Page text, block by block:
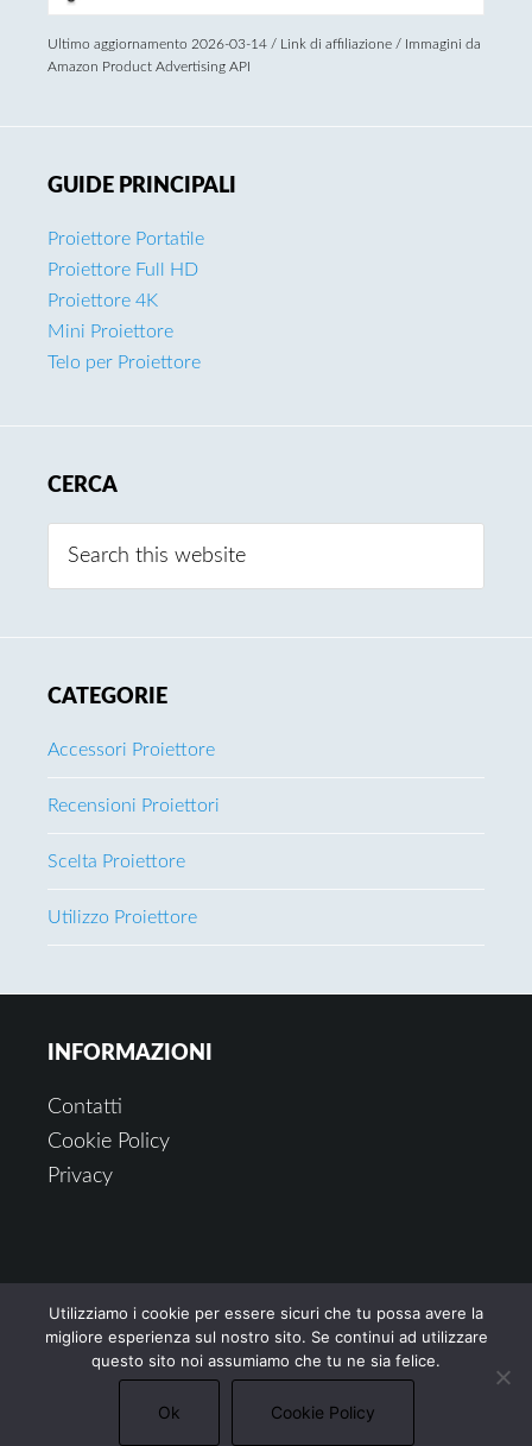
Ultimo aggiornamento 2026-03-14 / Link di affiliazione / Immagini da
Amazon Product Advertising API
GUIDE PRINCIPALI
Proiettore Portatile
Proiettore Full HD
Proiettore 4K
Mini Proiettore
Telo per Proiettore
CERCA
this
CATEGORIE
Accessori Proiettore
Recensioni Proiettori
Scelta Proiettore
Utilizzo Proiettore
INFORMAZIONI
Contatti
Cookie Policy
Privacy
Programma Affiliazione Amazon EU, un programma
di affiliazione che permette ai siti web di percepire
una commissione pubblicitaria pubblicizzando e
fornendo link al sito Amazon.it. In qualità di Affiliato
ciascun acquisto idoneo.
Utilizziamo i cookie per essere sicuri che tu possa avere la
migliore esperienza sul nostro sito. Se continui ad utilizzare
questo sito noi assumiamo che tu ne sia felice.
Ok Cookie Policy